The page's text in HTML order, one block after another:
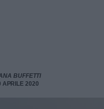
BUFFETTI
APRILE 2020